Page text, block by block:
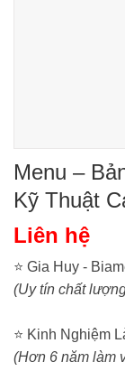
Menu –
Kỹ Thuật
Liên hệ
⭐ Gia Huy -
(Uy tín chất
⭐ Kinh Nghiệm
(Hơn 6 năm làm